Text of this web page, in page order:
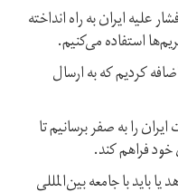
علیه ایران به راه انداخته
استفاده می‌کنیم.
اضافه کردیم که به ارسال
را به صفر برسانیم تا
خود فراهم کند.
باید با جامعه بین‌المللی